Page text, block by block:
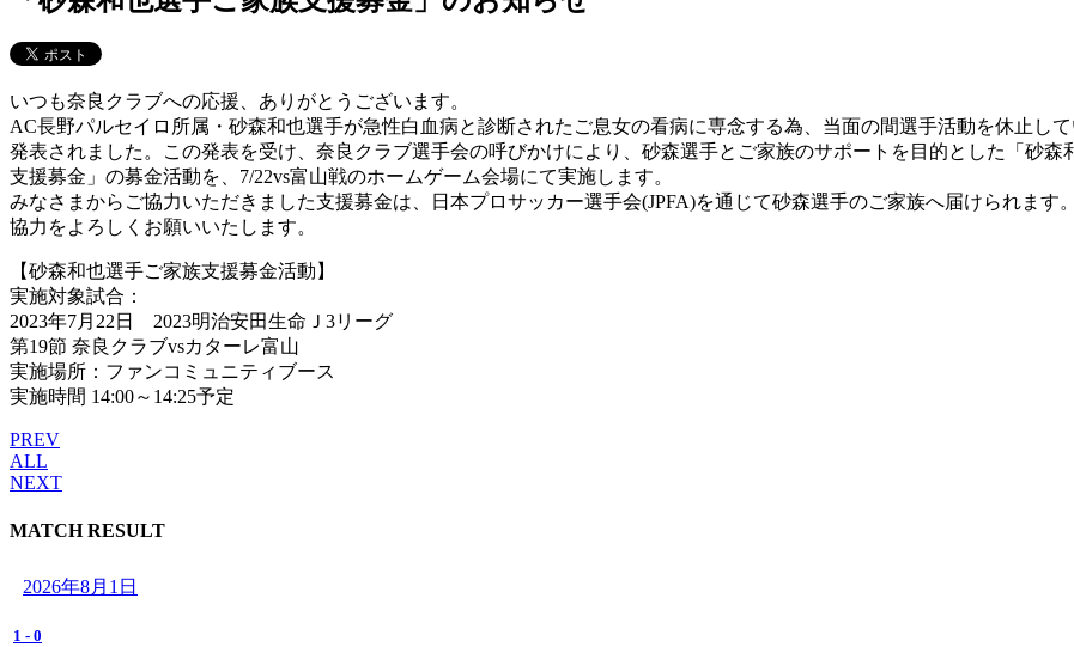
いつも奈良クラブへの応援、ありがとうございます。
AC長野パルセイロ所属・砂森和也選手が急性白血病と診断されたご息女の看病に専念する為、当面の間選手活動を休止して
発表されました。この発表を受け、奈良クラブ選手会の呼びかけにより、砂森選手とご家族のサポートを目的とした「砂森
支援募金」の募金活動を、7/22vs富山戦のホームゲーム会場にて実施します。
みなさまからご協力いただきました支援募金は、日本プロサッカー選手会(JPFA)を通じて砂森選手のご家族へ届けられます
協力をよろしくお願いいたします。
【砂森和也選手ご家族支援募金活動】
実施対象試合：
2023年7月22日 2023明治安田生命Ｊ3リーグ
第19節 奈良クラブvsカターレ富山
実施場所：ファンコミュニティブース
実施時間 14:00～14:25予定
PREV
ALL
NEXT
MATCH RESULT
2026年8月1日
1 - 0